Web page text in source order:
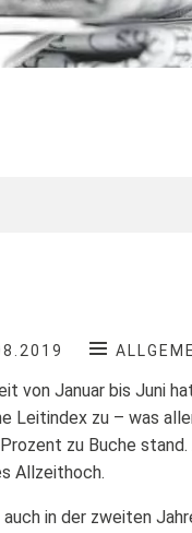
von Januar bis Juni
Leitindex zu – was
zu Buche
Allzeithoch.
auch in der zweiten